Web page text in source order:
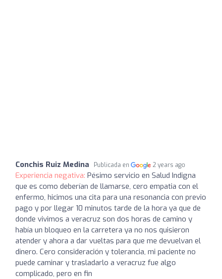
Conchis Ruiz Medina Publicada en 2 years ago
Experiencia negativa: Pésimo servicio en Salud Indigna
que es como deberían de llamarse, cero empatia con el
enfermo, hicimos una cita para una resonancia con previo
pago y por llegar 10 minutos tarde de la hora ya que de
donde vivimos a veracruz son dos horas de camino y
había un bloqueo en la carretera ya no nos quisieron
atender y ahora a dar vueltas para que me devuelvan el
dinero. Cero consideración y tolerancia, mi paciente no
puede caminar y trasladarlo a veracruz fue algo
complicado, pero en fin